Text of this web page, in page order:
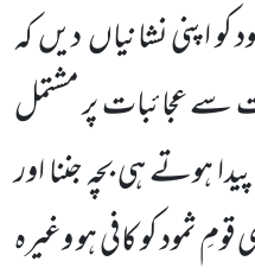
اپنی نشانیاںدیںکہ
سے عجائبات پر مشتمل
ہوتے ہی بچہ جننا اور
ثمود کو کافی ہو وغیرہ